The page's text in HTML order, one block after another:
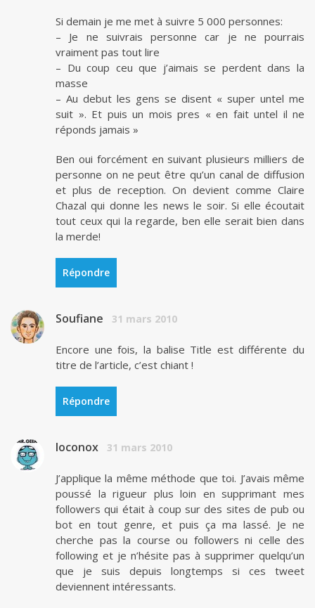
Si demain je me met à suivre 5 000 personnes:
– Je ne suivrais personne car je ne pourrais
vraiment pas tout lire
– Du coup ceu que j’aimais se perdent dans la
masse
– Au debut les gens se disent « super untel me
suit ». Et puis un mois pres « en fait untel il ne
réponds jamais »
Ben oui forcément en suivant plusieurs milliers de
personne on ne peut être qu’un canal de diffusion
et plus de reception. On devient comme Claire
Chazal qui donne les news le soir. Si elle écoutait
tout ceux qui la regarde, ben elle serait bien dans
la merde!
Répondre
Soufiane 31 mars 2010
Encore une fois, la balise Title est différente du
titre de l’article, c’est chiant !
Répondre
loconox 31 mars 2010
J’applique la même méthode que toi. J’avais même
poussé la rigueur plus loin en supprimant mes
followers qui était à coup sur des sites de pub ou
bot en tout genre, et puis ça ma lassé. Je ne
cherche pas la course ou followers ni celle des
following et je n’hésite pas à supprimer quelqu’un
que je suis depuis longtemps si ces tweet
deviennent intéressants.